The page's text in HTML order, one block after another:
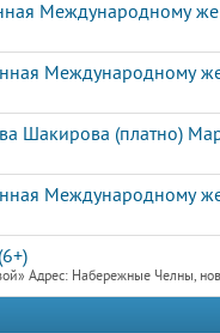
Международному
Международному
Шакирова (платно)
Международному
Адрес: Набережные Челны,